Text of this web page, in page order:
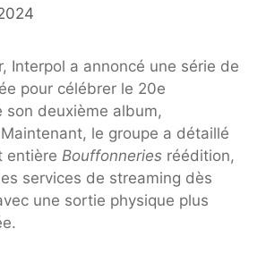
Interpol a annoncé une série de
pour célébrer le 20e
son deuxième album,
le groupe a détaillé
entière Bouffonneries réédition,
services de streaming dès
une sortie physique plus